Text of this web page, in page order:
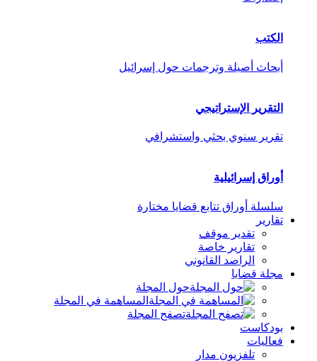
الكتب
أبحاث أصيلة وترجمات حول إسرائيل
التقرير الإستراتيجي
تقرير سنوي بحثي واستشرافي
أوراق إسرائيلية
سلسلة أوراق تتابع قضايا مختارة
تقارير
تقدير موقف
تقارير خاصة
الراصد القانوني
مجلة قضايا
حول المجلة
المساهمة في المجلة
تصفح المجلة
بودكاست
فعاليات
تلفزيون مدار